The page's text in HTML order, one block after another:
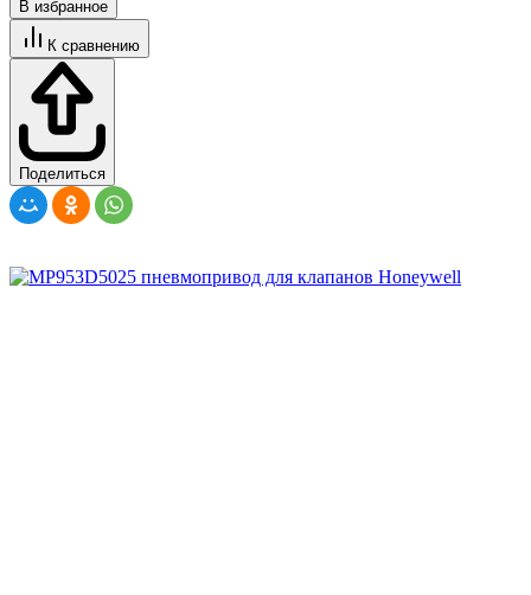
В избранное
К сравнению
Поделиться